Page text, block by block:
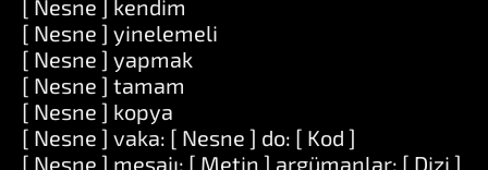
[ Nesne ] kendim
[ Nesne ] yinelemeli
[ Nesne ] yapmak
[ Nesne ] tamam
[ Nesne ] kopya
[ Nesne ] vaka: [ Nesne ] do: [ Kod ]
[ Nesne ] mesajı: [ Metin ] argümanlar: [ Dizi ]